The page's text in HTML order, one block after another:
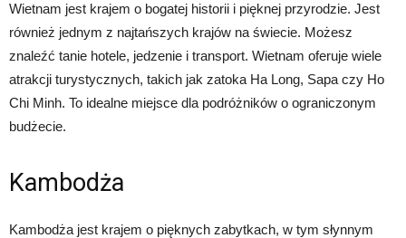
Wietnam jest krajem o bogatej historii i pięknej przyrodzie. Jest
również jednym z najtańszych krajów na świecie. Możesz
znaleźć tanie hotele, jedzenie i transport. Wietnam oferuje wiele
atrakcji turystycznych, takich jak zatoka Ha Long, Sapa czy Ho
Chi Minh. To idealne miejsce dla podróżników o ograniczonym
budżecie.
Kambodża
Kambodża jest krajem o pięknych zabytkach, w tym słynnym